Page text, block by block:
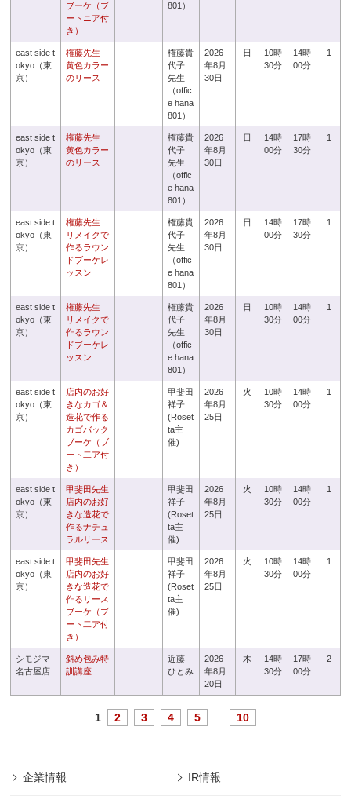
ブーケ（ブ
ートニア付
き）
801）
east side t
okyo（東
京）
権藤先生
黄色カラー
のリース
権藤貴
代子
先生
（offic
e hana
801）
2026
年8月
30日
日
10時
30分
14時
00分
1
east side t
okyo（東
京）
権藤先生
黄色カラー
のリース
権藤貴
代子
先生
（offic
e hana
801）
2026
年8月
30日
日
14時
00分
17時
30分
1
east side t
okyo（東
京）
権藤先生
リメイクで
作るラウン
ドブーケレ
ッスン
権藤貴
代子
先生
（offic
e hana
801）
2026
年8月
30日
日
14時
00分
17時
30分
1
east side t
okyo（東
京）
権藤先生
リメイクで
作るラウン
ドブーケレ
ッスン
権藤貴
代子
先生
（offic
e hana
801）
2026
年8月
30日
日
10時
30分
14時
00分
1
east side t
okyo（東
京）
店内のお好
きなカゴ＆
造花で作る
カゴバック
ブーケ（ブ
ート二ア付
き）
甲斐田
祥子
(Roset
ta主
催)
2026
年8月
25日
火
10時
30分
14時
00分
1
east side t
okyo（東
京）
甲斐田先生
店内のお好
きな造花で
作るナチュ
ラルリース
甲斐田
祥子
(Roset
ta主
催)
2026
年8月
25日
火
10時
30分
14時
00分
1
east side t
okyo（東
京）
甲斐田先生
店内のお好
きな造花で
作るリース
ブーケ（ブ
ート二ア付
き）
甲斐田
祥子
(Roset
ta主
催)
2026
年8月
25日
火
10時
30分
14時
00分
1
シモジマ
名古屋店
斜め包み特
訓講座
近藤
ひとみ
2026
年8月
20日
木
14時
30分
17時
00分
2
1 2 3 4 5 10
企業情報 IR情報